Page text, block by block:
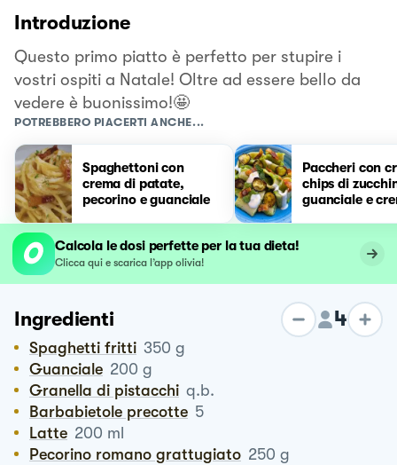
Introduzione
Questo primo piatto è perfetto per stupire i
vostri ospiti a Natale! Oltre ad essere bello da
vedere è buonissimo!🤩
POTREBBERO PIACERTI ANCHE...
Spaghettoni con
crema di patate,
pecorino e guanciale
Paccheri con
chips di
guanciale e
Calcola le dosi perfette per la tua dieta!
Clicca qui e scarica l’app olivia!
Ingredienti 4
Spaghetti fritti 350 g
Guanciale 200 g
Granella di pistacchi q.b.
Barbabietole precotte 5
Latte 200 ml
Pecorino romano grattugiato 250 g